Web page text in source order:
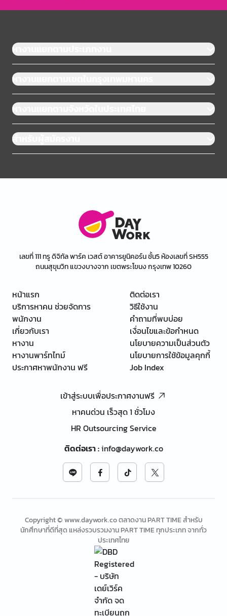
หางานแยกตามประเภทงาน
หางานแยกตามเขตในกรุงเทพมหานคร
หางานแยกตามจังหวัดในประเทศไทย
สำหรับผู้สมัครงาน
เลขที่ 111 ทรู ดิจิทัล พาร์ค เวสต์ อาคารยูนิคอร์น ชั้น5 ห้องเลขที่ SH555
ถนนสุขุมวิท แขวงบางจาก เขตพระโขนง กรุงเทพ 10260
หน้าแรก
บริการหาคน ช่วยจัดการ
พนักงาน
เกี่ยวกับเรา
หางาน
หางานพาร์ทไทม์
ประกาศหาพนักงาน ฟรี
ติดต่อเรา
วิธีใช้งาน
คำถามที่พบบ่อย
เงื่อนไขและข้อกำหนด
นโยบายความเป็นส่วนตัว
นโยบายการใช้ข้อมูลคุกกี้
Job Index
เข้าสู่ระบบเพื่อประกาศงานฟรี
หาคนด่วน เร็วสุด 1 ชั่วโมง
HR Outsourcing Service
ติดต่อเรา:info@daywork.co
Copyright © www.daywork.co ตลาดงาน PART TIME สำหรับ
นักศึกษาที่ดีที่สุด แหล่งรวบรวมงาน PART TIME ทุกประเภท จากทั่ว
ประเทศไทย